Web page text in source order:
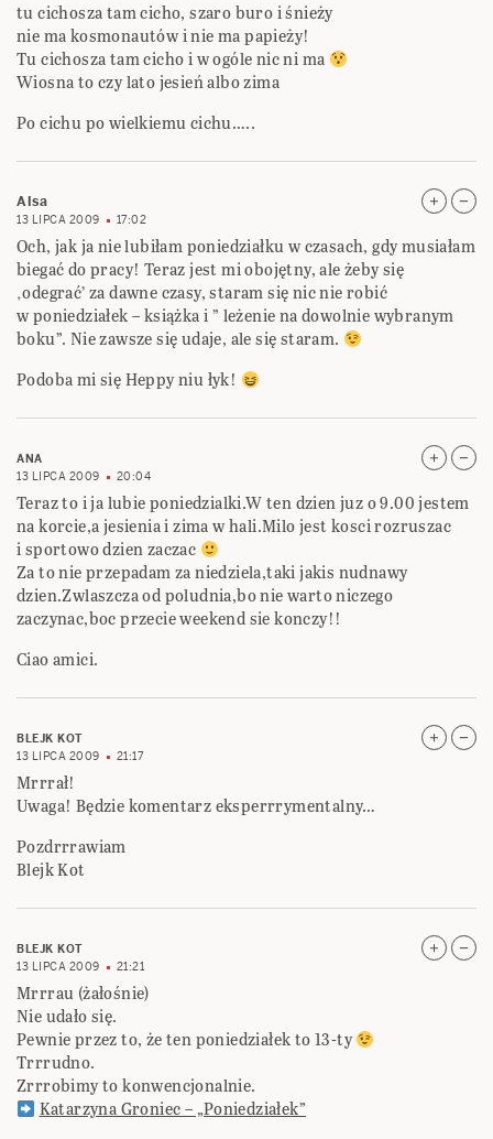
tu cichosza tam cicho, szaro buro i śnieży
nie ma kosmonautów i nie ma papieży!
Tu cichosza tam cicho i w ogóle nic ni ma
Wiosna to czy lato jesień albo zima
Po cichu po wielkiemu cichu…..
Alsa
13 LIPCA 2009 17:02
Och, jak ja nie lubiłam poniedziałku w czasach, gdy musiałam
biegać do pracy! Teraz jest mi obojętny, ale żeby się
‚odegrać’ za dawne czasy, staram się nic nie robić
w poniedziałek – książka i ” leżenie na dowolnie wybranym
boku”. Nie zawsze się udaje, ale się staram.
Podoba mi się Heppy niu łyk!
ANA
13 LIPCA 2009
20:04
Teraz to i ja lubie poniedzialki.W ten dzien juz o 9.00 jestem
na korcie,a jesienia i zima w hali.Milo jest kosci rozruszac
i sportowo dzien zaczac
Za to nie przepadam za niedziela,taki jakis nudnawy
dzien.Zwlaszcza od poludnia,bo nie warto niczego
zaczynac,boc przecie weekend sie konczy!!
Ciao amici.
BLEJK KOT
13 LIPCA 2009
21:17
Mrrrał!
Uwaga! Będzie komentarz eksperrrymentalny…
Pozdrrrawiam
Blejk Kot
BLEJK KOT
13 LIPCA 2009
21:21
Mrrrau (żałośnie)
Nie udało się.
Pewnie przez to, że ten poniedziałek to 13-ty
Trrrudno.
Zrrrobimy to konwencjonalnie.
Katarzyna Groniec – „Poniedziałek”